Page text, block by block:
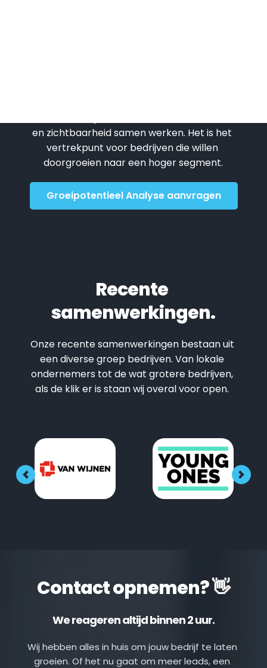
en zichtbaarheid samen werken. Het is het
vertrekpunt voor bedrijven die willen
doorgroeien naar een hoger segment.
Groeipotentieel Analyse aanvragen
Recente
samenwerkingen.
Onze recente samenwerkingen bestaan uit
een diverse groep bedrijven. Van lokale
ondernemers tot de wat grotere bedrijven,
als de klik er is staan wij overal voor open.
Contact opnemen? 👋
We reageren altijd binnen 2 uur.
Wij hebben alles in huis om jouw bedrijf te laten
groeien. Of het nu gaat om meer leads, een